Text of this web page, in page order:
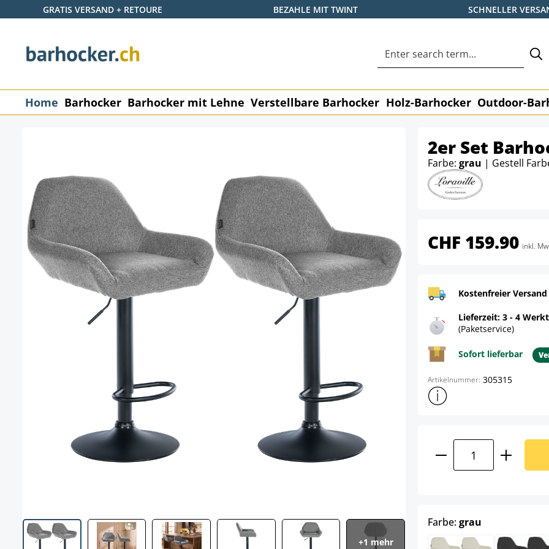
Hauptinhalt springen
Zur Suche springen
Zur Hauptnavigation springen
GRATIS VERSAND + RETOURE BEZAHLE MIT TWINT SCHNELLER
Home Barhocker Barhocker mit Lehne Verstellbare Barhocker Holz-Barhocker Outdoor-
+1 mehr
2er Set
Farbe: grau | Gestell
CHF 159.90 inkl.
Kostenfreier
Lieferzeit: 3 - 4
(Paketservice)
Sofort lieferbar
Artikelnummer: 305315
Weitere
Produkt Anzahl:
Farbe:grau